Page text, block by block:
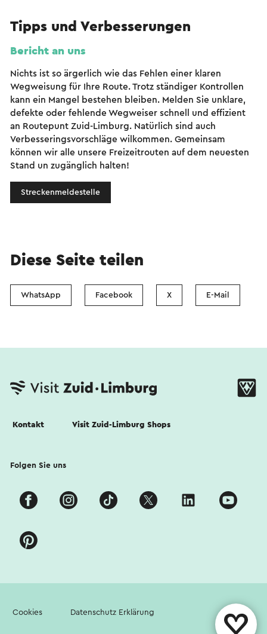
Tipps und Verbesserungen
Bericht an uns
Nichts ist so ärgerlich wie das Fehlen einer klaren
Wegweisung für Ihre Route. Trotz ständiger Kontrollen
kann ein Mangel bestehen bleiben. Melden Sie unklare,
defekte oder fehlende Wegweiser schnell und effizient
an Routepunt Zuid-Limburg. Natürlich sind auch
Verbesseringsvorschläge wilkommen. Gemeinsam
können wir alle unsere Freizeitrouten auf dem neuesten
Stand un zugänglich halten!
Streckenmeldestelle
Diese Seite teilen
WhatsApp Facebook X E-Mail
Kontakt Visit Zuid-Limburg Shops
Folgen Sie uns
Cookies Datenschutz Erklärung